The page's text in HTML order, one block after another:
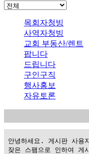
목회자청빙
사역자청빙
교회 부동산/렌트
팝니다
드립니다
구인구직
행사홍보
자유토론
안녕하세요. 게시판 사용
잦은 스팸으로 인하여 게